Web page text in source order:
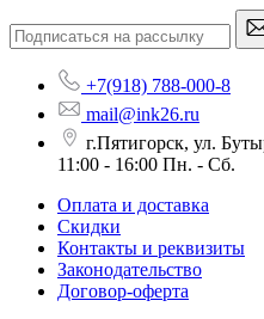
+7(918) 788-000-8
mail@ink26.ru
г.Пятигорск, ул.
11:00 - 16:00 Пн. - Сб.
Оплата и доставка
Скидки
Контакты и реквизиты
Законодательство
Договор-оферта